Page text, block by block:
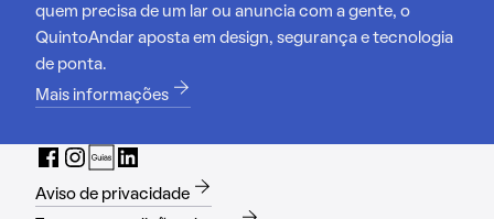
quem precisa de um lar ou anuncia com a gente, o
QuintoAndar aposta em design, segurança e tecnologia
de ponta.
Mais informações
Aviso de privacidade